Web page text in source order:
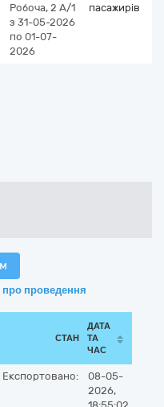
Робоча, 2 А/1
з 31-05-2026
по 01-07-
2026
пасажирів
проведення
СТАН
ДАТА
ТА
ЧАС
Експортовано:
08-05-
2026,